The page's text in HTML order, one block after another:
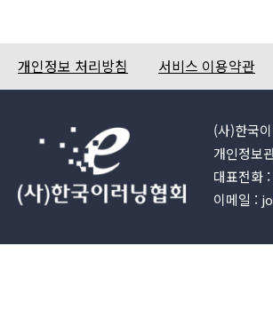
개인정보 처리방침 서비스 이용약관
(사)한국
개인정보
대표전화
이메일 :